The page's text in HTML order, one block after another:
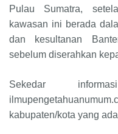
Pulau Sumatra,
kawasan ini berada
dan kesultanan
sebelum diserahkan
Sekedar
kabupaten/kota yang